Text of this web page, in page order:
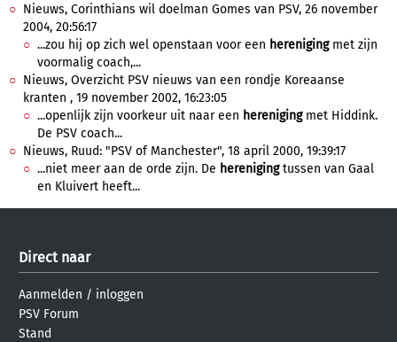
Nieuws, Corinthians wil doelman Gomes van PSV, 26 november
2004, 20:56:17
...zou hij op zich wel openstaan voor een herenigingmet zijn
voormalig coach,...
Nieuws, Overzicht PSV nieuws van een rondje Koreaanse
kranten , 19 november 2002, 16:23:05
...openlijk zijn voorkeur uit naar een herenigingmet Hiddink.
De PSV coach...
Nieuws, Ruud: "PSV of Manchester", 18 april 2000, 19:39:17
...niet meer aan de orde zijn. De herenigingtussen van Gaal
en Kluivert heeft...
Direct naar
Aanmelden / inloggen
PSV Forum
Stand